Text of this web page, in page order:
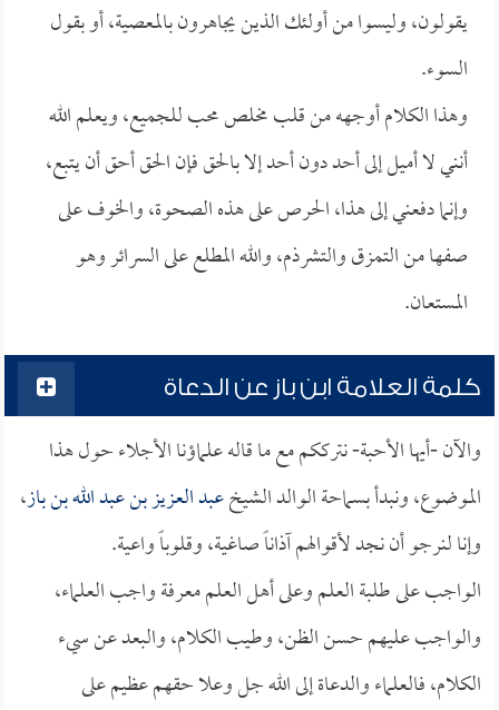
يقولون، وليسوا من أولئك الذين يجاهرون بالمعصية، أو بقول
السوء.
وهذا الكلام أوجهه من قلب مخلص محب للجميع، ويعلم الله
أنني لا أميل إلى أحد دون أحد إلا بالحق فإن الحق أحق أن يتبع،
وإنما دفعني إلى هذا، الحرص على هذه الصحوة، والخوف على
صفها من التمزق والتشرذم، والله المطلع على السرائر وهو
المستعان.
كلمة العلامة ابن باز عن الدعاة
والآن -أيها الأحبة- نترككم مع ما قاله علماؤنا الأجلاء حول هذا
الموضوع، ونبدأ بسماحة الوالد الشيخعبد العزيز بن عبد الله بن باز،
وإنا لنرجو أن نجد لأقوالهم آذاناً صاغية، وقلوباً واعية.
الواجب على طلبة العلم وعلى أهل العلم معرفة واجب العلماء،
والواجب عليهم حسن الظن، وطيب الكلام، والبعد عن سيء
الكلام، فالعلماء والدعاة إلى الله جل وعلا حقهم عظيم على